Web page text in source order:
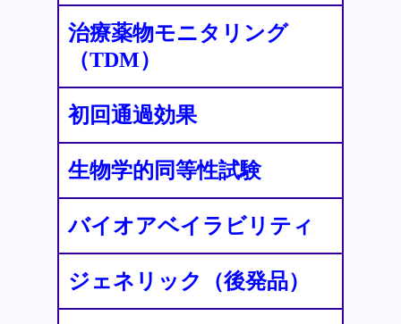
治療薬物モニタリング
（TDM）
初回通過効果
生物学的同等性試験
バイオアベイラビリティ
ジェネリック（後発品）